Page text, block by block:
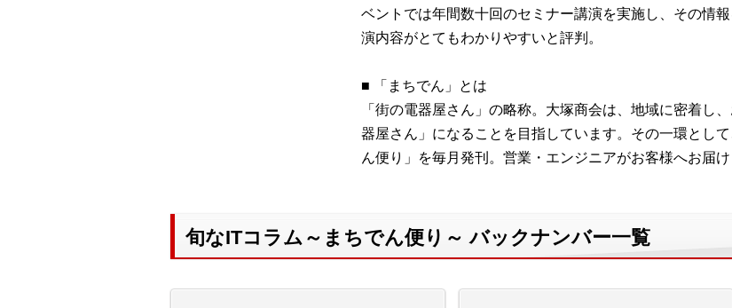
ベントでは年間数十回のセミナー講演を実施し、その情
演内容がとてもわかりやすいと評判。
■ 「まちでん」とは
「街の電器屋さん」の略称。大塚商会は、地域に密着し
器屋さん」になることを目指しています。その一環とし
ん便り」を毎月発刊。営業・エンジニアがお客様へお届け
旬なITコラム～まちでん便り～ バックナンバー一覧